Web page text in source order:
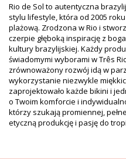
Rodzaj: Kobieta, Dół bikini
Opakowanie zawiera: 1 x
częścią produktu)
HS CODE (Kod celny):
SKU: 1981126731
EAN: XS (7899810439314), S
L (7899810439345), XL
Waga: 45g / 0.1lb / 1.59oz
Zdjęcia retuszowane.
Rio de Sol to autentyczna
stylu lifestyle, która od 2005
plażową. Zrodzona w Rio i
czerpie głęboką inspirację z
kultury brazylijskiej. Każdy
świadomymi wyborami w Três
zrównoważony rozwój idą w
wykorzystanie niezwykle
zaprojektowało każde bikini i
o Twoim komforcie i
którzy szukają promiennej,
etyczną produkcję i pasję do